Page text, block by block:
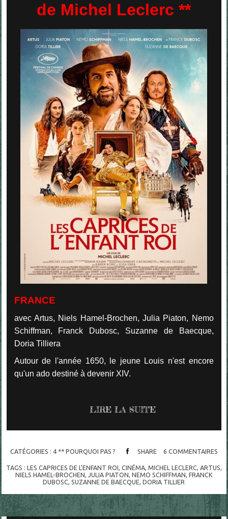
de Michel Leclerc **
FRANCE
avec Artus, Niels Hamel-Brochen, Julia Piaton, Nemo
Schiffman, Franck Dubosc, Suzanne de Baecque,
Doria Tilliera
Autour de l'année 1650, le jeune Louis n'est encore
qu'un ado destiné à devenir XIV.
LIRE LA SUITE
CATÉGORIES : 4 ** POURQUOI PAS ? SHARE 6 COMMENTAIRES
TAGS : LES CAPRICES DE L'ENFANT ROI, CINÉMA, MICHEL LECLERC, ARTUS,
NIELS HAMEL-BROCHEN, JULIA PIATON, NEMO SCHIFFMAN, FRANCK
DUBOSC,SUZANNE DE BAECQUE,DORIA TILLIER